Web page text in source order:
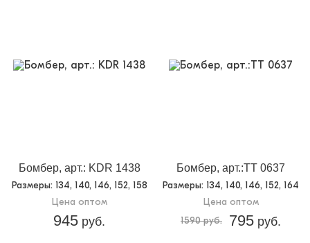
Размеры:
158-164
упаковке:
Доп.параметр 2: текстиль
Бомбер, арт.: KDR 1438
Размеры: 134, 140, 146, 152, 158
Цена оптом
945 руб.
Бомбер, арт.:TT 0637
Размеры: 134, 140, 146, 152, 164
Цена оптом
1590 руб.
795 руб.